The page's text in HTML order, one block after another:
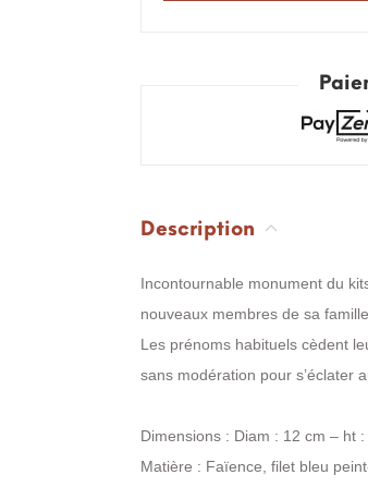
Description
Incontournable monument du
nouveaux membres de sa
Les prénoms habituels cèdent
sans modération pour s’éclater
Dimensions : Diam : 12 cm – ht
Matière : Faïence, filet bleu